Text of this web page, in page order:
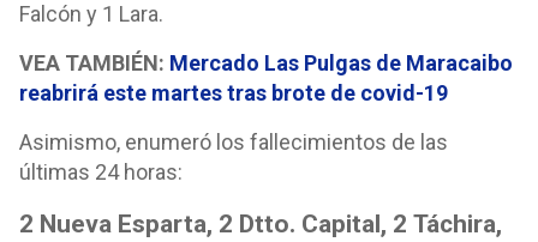
Falcón y 1 Lara.
VEA TAMBIÉN: Mercado Las Pulgas de Maracaibo
reabrirá este martes tras brote de covid-19
Asimismo, enumeró los fallecimientos de las
últimas 24 horas:
2 Nueva Esparta, 2 Dtto. Capital, 2 Táchira,